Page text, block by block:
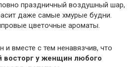
праздничный воздушный шар,
даже самые хмурые будни.
цветочные ароматы.
вместе с тем ненавязчив, что
восторг у женщин любого